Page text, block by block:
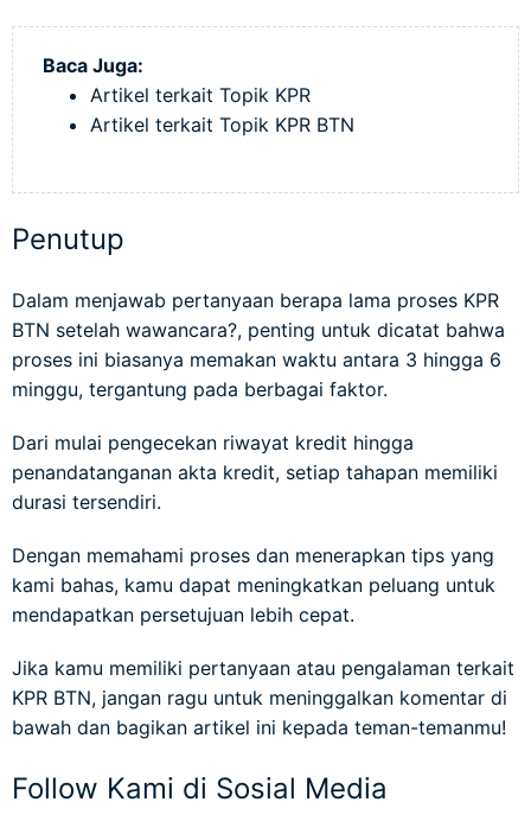
Baca Juga:
Artikel terkait Topik KPR
Artikel terkait Topik KPR BTN
Penutup
Dalam menjawab pertanyaan berapa lama proses KPR
BTN setelah wawancara?, penting untuk dicatat bahwa
proses ini biasanya memakan waktu antara 3 hingga 6
minggu, tergantung pada berbagai faktor.
Dari mulai pengecekan riwayat kredit hingga
penandatanganan akta kredit, setiap tahapan memiliki
durasi tersendiri.
Dengan memahami proses dan menerapkan tips yang
kami bahas, kamu dapat meningkatkan peluang untuk
mendapatkan persetujuan lebih cepat.
Jika kamu memiliki pertanyaan atau pengalaman terkait
KPR BTN, jangan ragu untuk meninggalkan komentar di
bawah dan bagikan artikel ini kepada teman-temanmu!
Follow Kami di Sosial Media